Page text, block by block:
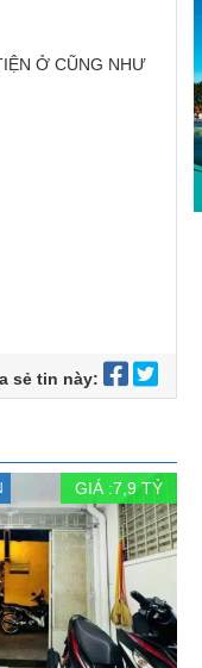
Ở CŨNG NHƯ
sẻ tin này:
GIÁ :7,9TỶ